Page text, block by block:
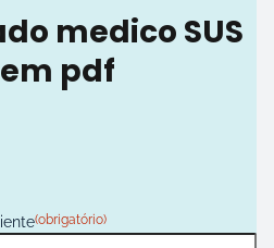
medico SUS
pdf
(obrigatório)